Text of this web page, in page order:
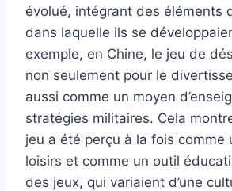
évolué, intégrant des éléments
dans laquelle ils se
exemple, en Chine, le jeu de
non seulement pour le
aussi comme un moyen
stratégies militaires. Cela
jeu a été perçu à la fois comme
loisirs et comme un outil
des jeux, qui variaient d’une